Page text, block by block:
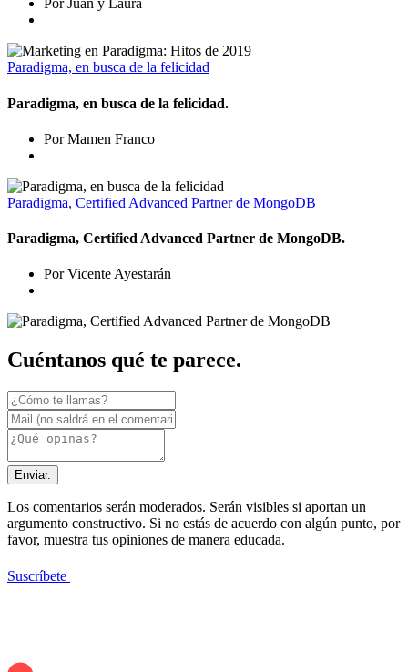
Por Juan y Laura
Paradigma, en busca de la felicidad
Paradigma, en busca de la felicidad.
Por Mamen Franco
Paradigma, Certified Advanced Partner de MongoDB
Paradigma, Certified Advanced Partner de MongoDB.
Por Vicente Ayestarán
Cuéntanos qué te parece.
Enviar.
Los comentarios serán moderados. Serán visibles si aportan un
argumento constructivo. Si no estás de acuerdo con algún punto, por
favor, muestra tus opiniones de manera educada.
Suscríbete